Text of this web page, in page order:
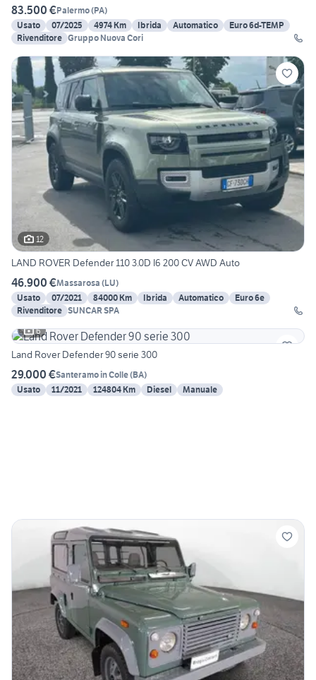
83.500 €Palermo(PA)
Usato
07/2025 4974 Km Ibrida Automatico
Euro 6d-TEMP
Rivenditore Gruppo Nuova Cori
12
LAND ROVER Defender 110 3.0D I6 200 CV AWD Auto
46.900 €Massarosa (LU)
Usato
07/2021 84000 Km Ibrida Automatico
Euro 6e
Rivenditore SUNCAR SPA
6
Land Rover Defender 90 serie 300
29.000 €Santeramo in Colle(BA)
Usato
11/2021 124804 Km Diesel Manuale